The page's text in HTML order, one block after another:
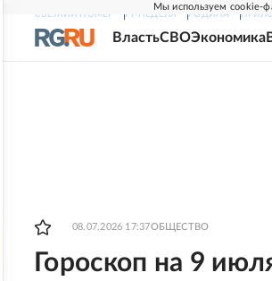
Мы используем cookie-
СВЕЖИЙ НОМЕР РГ-НЕДЕЛЯ РОДИНА
ВластьСВОЭкономика
08.07.2026 17:37ОБЩЕСТВО
Гороскоп на 9